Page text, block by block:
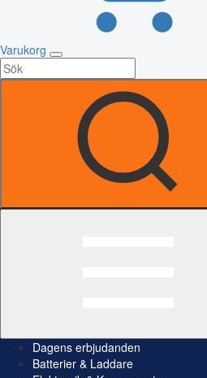
Varukorg
Dagens erbjudanden
Batterier & Laddare